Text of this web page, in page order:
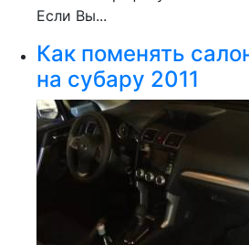
Если Вы...
Как поменять
на субару 2011